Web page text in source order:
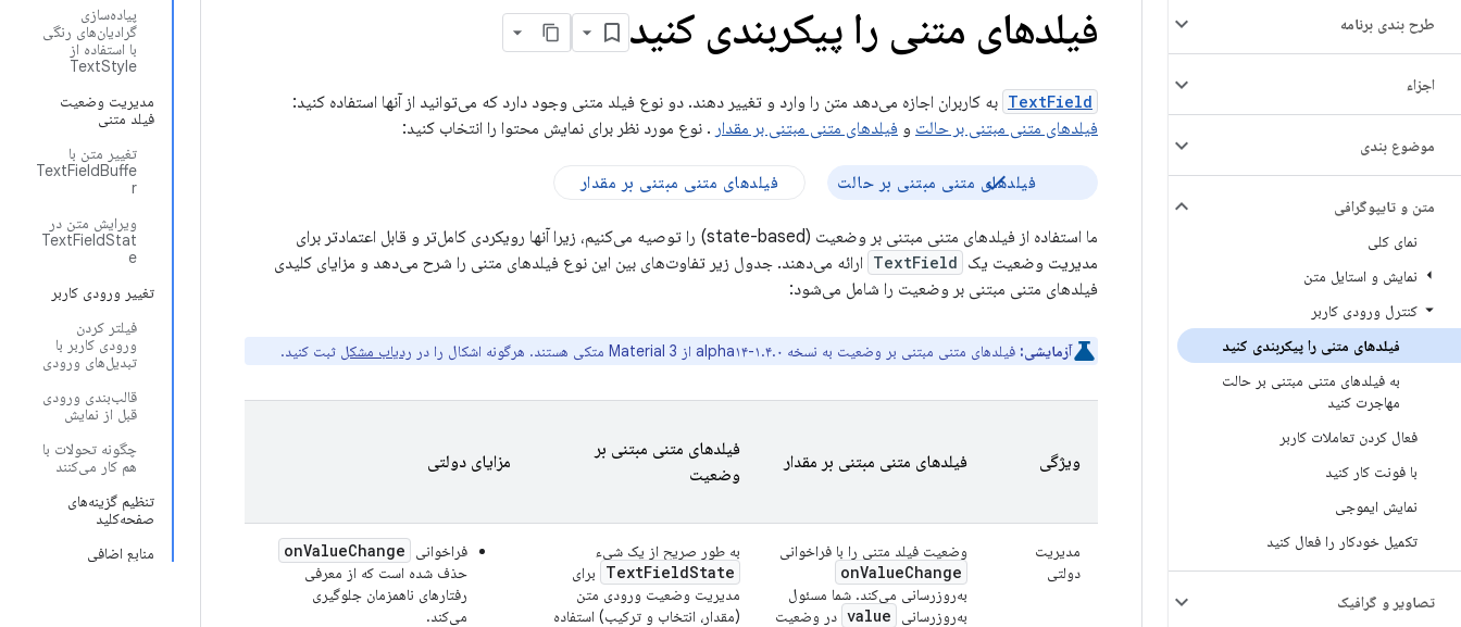
طرح بندی برنامه
اجزاء
موضوع بندی
متن و تایپوگرافی
نمای کلی
نمایش و استایل متن
کنترل ورودی کاربر
فیلدهای متنی را پیکربندی کنید
به فیلدهای متنی مبتنی بر حالت
مهاجرت کنید
فعال کردن تعاملات کاربر
با فونت کار کنید
نمایش ایموجی
تکمیل خودکار را فعال کنید
تصاویر و گرافیک
پیاده‌سازی
گرادیان‌های رنگی
با استفاده از
TextStyle
مدیریت وضعیت
فیلد متنی
تغییر متن با
TextFieldBuffe
r
ویرایش متن در
TextFieldStat
e
تغییر ورودی کاربر
فیلتر کردن
ورودی کاربر با
تبدیل‌های ورودی
قالب‌بندی ورودی
قبل از نمایش
چگونه تحولات با
هم کار می‌کنند
تنظیم گزینه‌های
صفحه‌کلید
منابع اضافی
فیلدهای متنی را پیکربندی کنید
TextField به کاربران اجازه می‌دهد متن را وارد و تغییر دهند. دو نوع فیلد متنی وجود دارد که می‌توانید از آنها استفاده کنید:
فیلدهای متنی مبتنی بر حالت و فیلدهای متنی مبتنی بر مقدار . نوع مورد نظر برای نمایش محتوا را انتخاب کنید:
فیلدهای متنی مبتنی بر حالت فیلدهای متنی مبتنی بر مقدار
ما استفاده از فیلدهای متنی مبتنی بر وضعیت (state-based) را توصیه می‌کنیم، زیرا آنها رویکردی کامل‌تر و قابل اعتمادتر برای
مدیریت وضعیت یک TextField ارائه می‌دهند. جدول زیر تفاوت‌های بین این نوع فیلدهای متنی را شرح می‌دهد و مزایای کلیدی
فیلدهای متنی مبتنی بر وضعیت را شامل می‌شود:
آزمایشی: فیلدهای متنی مبتنی بر وضعیت به نسخه ۱.۴.۰-alpha۱۴ از Material 3 متکی هستند. هرگونه اشکال را در ردیاب مشکل ثبت کنید.
ویژگی فیلدهای متنی مبتنی بر مقدار
فیلدهای متنی مبتنی بر
وضعیت
مزایای دولتی
مدیریت
دولتی
وضعیت فیلد متنی را با فراخوانی
onValueChange
به‌روزرسانی می‌کند. شما مسئول
به‌روزرسانی
value در وضعیت
به طور صریح از یک شیء
TextFieldState
برای
مدیریت وضعیت ورودی متن
(مقدار، انتخاب و ترکیب) استفاده
فراخوانی onValueChange
حذف شده است که از معرفی
رفتارهای ناهمزمان جلوگیری
می‌کند.